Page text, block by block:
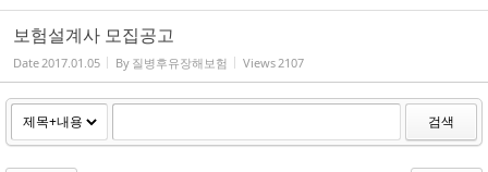
보험설계사 모집공고
Date2017.01.05 By 질병후유장해보험 Views2107
검색